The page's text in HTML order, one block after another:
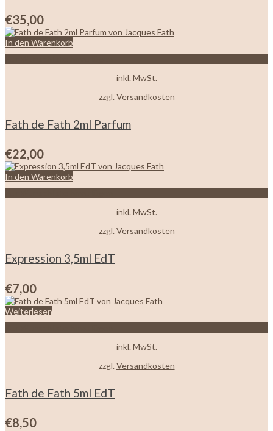
€35,00
In den Warenkorb
inkl. MwSt.
zzgl. Versandkosten
Fath de Fath 2ml Parfum
€22,00
In den Warenkorb
inkl. MwSt.
zzgl. Versandkosten
Expression 3,5ml EdT
€7,00
Weiterlesen
inkl. MwSt.
zzgl. Versandkosten
Fath de Fath 5ml EdT
€8,50